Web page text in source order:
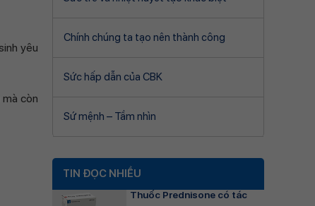
yêu
còn
Chính chúng ta tạo nên thành công
Sức hấp dẫn của CBK
Sứ mệnh – Tầm nhìn
TIN ĐỌC NHIỀU
Thuốc Prednisone có tác